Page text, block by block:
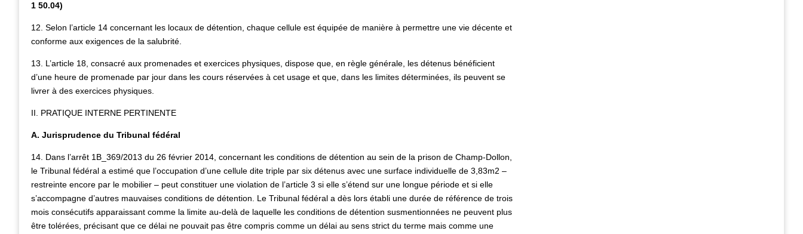
1 50.04)
12. Selon l’article 14 concernant les locaux de détention, chaque cellule est équipée de manière à permettre une vie décente et
conforme aux exigences de la salubrité.
13. L’article 18, consacré aux promenades et exercices physiques, dispose que, en règle générale, les détenus bénéficient
d’une heure de promenade par jour dans les cours réservées à cet usage et que, dans les limites déterminées, ils peuvent se
livrer à des exercices physiques.
II. PRATIQUE INTERNE PERTINENTE
A. Jurisprudence du Tribunal fédéral
14. Dans l’arrêt 1B_369/2013 du 26 février 2014, concernant les conditions de détention au sein de la prison de Champ-Dollon,
le Tribunal fédéral a estimé que l’occupation d’une cellule dite triple par six détenus avec une surface individuelle de 3,83m2 –
restreinte encore par le mobilier – peut constituer une violation de l’article 3 si elle s’étend sur une longue période et si elle
s’accompagne d’autres mauvaises conditions de détention. Le Tribunal fédéral a dès lors établi une durée de référence de trois
mois consécutifs apparaissant comme la limite au-delà de laquelle les conditions de détention susmentionnées ne peuvent plus
être tolérées, précisant que ce délai ne pouvait pas être compris comme un délai au sens strict du terme mais comme une